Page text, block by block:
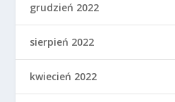
grudzień 2022
sierpień 2022
kwiecień 2022